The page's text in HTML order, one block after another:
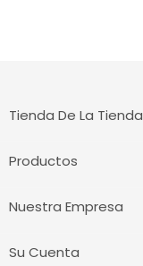
Tienda De La Tienda
Productos
Nuestra Empresa
Su Cuenta